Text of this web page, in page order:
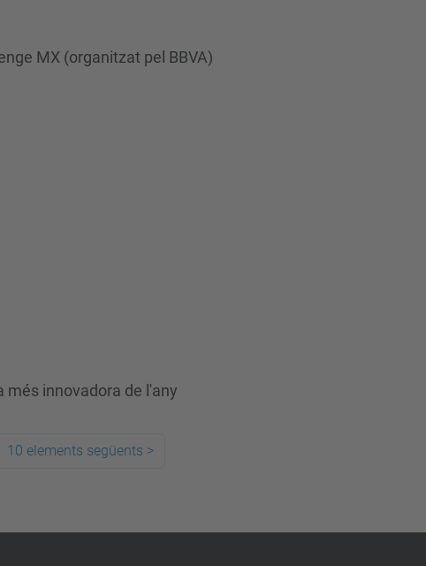
MX (organitzat pel BBVA)
més innovadora de l'any
10 elements següents >